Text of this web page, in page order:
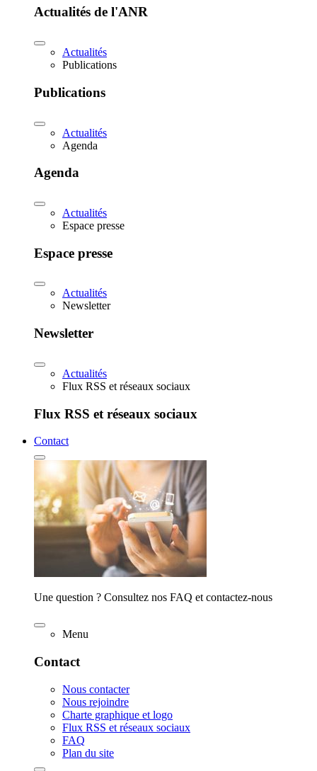
Actualités de l'ANR
Actualités
Publications
Publications
Actualités
Agenda
Agenda
Actualités
Espace presse
Espace presse
Actualités
Newsletter
Newsletter
Actualités
Flux RSS et réseaux sociaux
Flux RSS et réseaux sociaux
Contact
Une question ? Consultez nos FAQ et contactez-nous
Menu
Contact
Nous contacter
Nous rejoindre
Charte graphique et logo
Flux RSS et réseaux sociaux
FAQ
Plan du site